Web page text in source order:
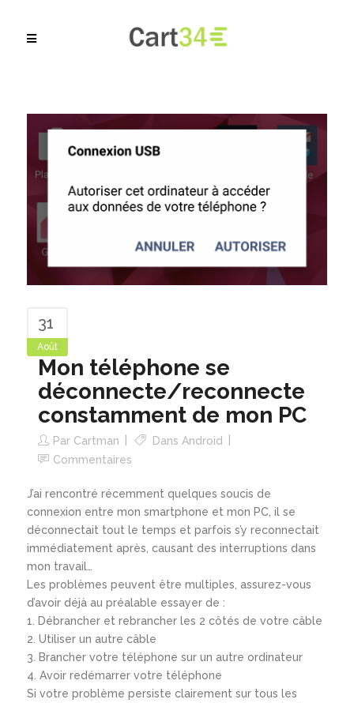
31
Août
Mon téléphone se
déconnecte/reconnecte
constamment de mon PC
Par Cartman Dans Android
Commentaires
J’ai rencontré récemment quelques soucis de
connexion entre mon smartphone et mon PC, il se
déconnectait tout le temps et parfois s’y reconnectait
immédiatement après, causant des interruptions dans
mon travail…
Les problèmes peuvent être multiples, assurez-vous
d’avoir déjà au préalable essayer de :
Débrancher et rebrancher les 2 côtés de votre câble
Utiliser un autre câble
Brancher votre téléphone sur un autre ordinateur
Avoir redémarrer votre téléphone
Si votre problème persiste clairement sur tous les